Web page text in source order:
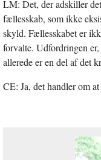
LM: Det, der adskiller
fællesskab, som ikke
skyld. Fællesskabet er
forvalte. Udfordringen
allerede er en del af det
CE: Ja, det handler om